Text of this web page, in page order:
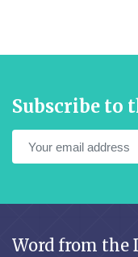
Subscribe to
Word from the